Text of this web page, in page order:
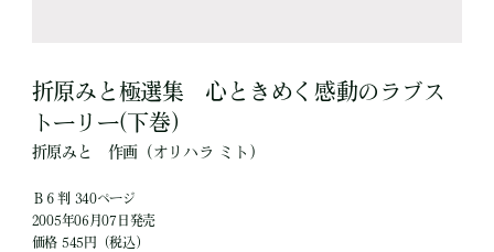
折原みと極選集 心ときめく感動のラブス
トーリー(下巻)
折原みと 作画 （オリハラ ミト）
Ｂ６判 340ページ
2005年06月07日発売
価格 545円（税込）